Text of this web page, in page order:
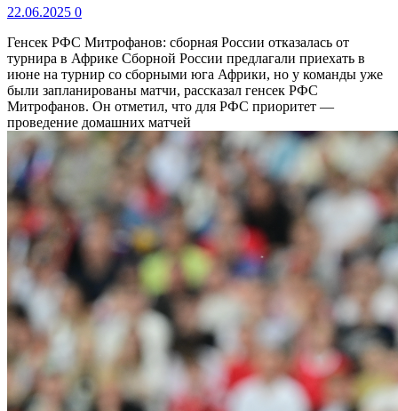
22.06.2025 0
Генсек РФС Митрофанов: сборная России отказалась от
турнира в Африке Сборной России предлагали приехать в
июне на турнир со сборными юга Африки, но у команды уже
были запланированы матчи, рассказал генсек РФС
Митрофанов. Он отметил, что для РФС приоритет —
проведение домашних матчей